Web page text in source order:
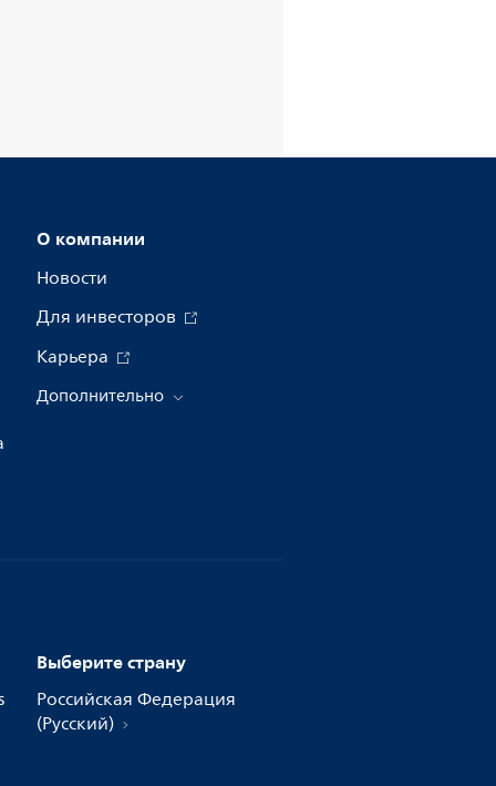
О компании
Новости
Для инвесторов
Карьера
Дополнительно
Выберите страну
Российская Федерация
(Русский)